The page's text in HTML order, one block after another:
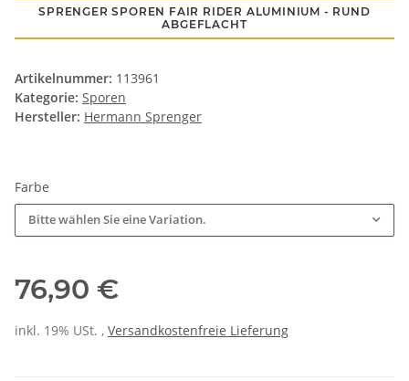
SPRENGER SPOREN FAIR RIDER ALUMINIUM - RUND
ABGEFLACHT
Artikelnummer: 113961
Kategorie: Sporen
Hersteller: Hermann Sprenger
Farbe
Bitte wählen Sie eine Variation.
76,90 €
inkl. 19% USt. , Versandkostenfreie Lieferung